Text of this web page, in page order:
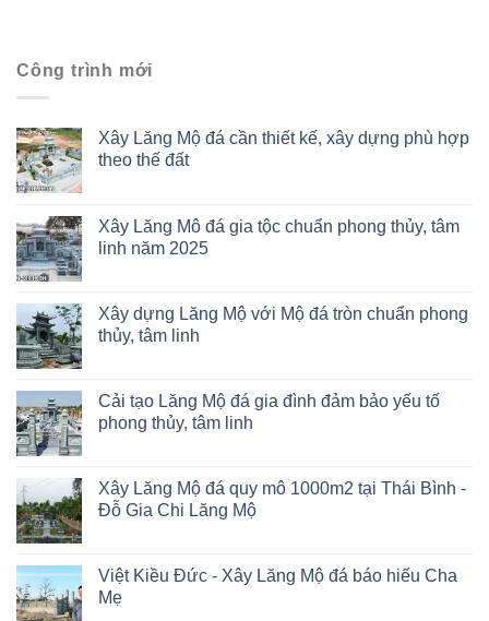
Công trình mới
Xây Lăng Mộ đá cần thiết kế, xây dựng phù hợp
theo thế đất
Xây Lăng Mô đá gia tộc chuẩn phong thủy, tâm
linh năm 2025
Xây dựng Lăng Mộ với Mộ đá tròn chuẩn phong
thủy, tâm linh
Cải tạo Lăng Mộ đá gia đình đảm bảo yếu tố
phong thủy, tâm linh
Xây Lăng Mộ đá quy mô 1000m2 tại Thái Bình -
Đỗ Gia Chi Lăng Mộ
Việt Kiều Đức - Xây Lăng Mộ đá báo hiếu Cha
Mẹ